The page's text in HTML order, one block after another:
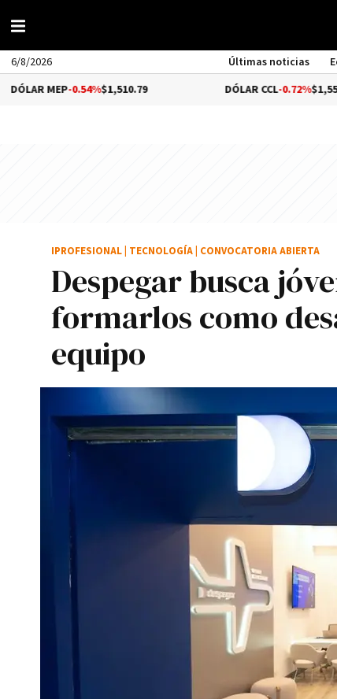
6/8/2026 Últimas noticias
-0.54% $1,510.79 -0.72%$1,559.41
Despegar busca
formarlos como
equipo
IPROFESIONAL TECNOLOGÍA CONVOCATORIA ABIERTA